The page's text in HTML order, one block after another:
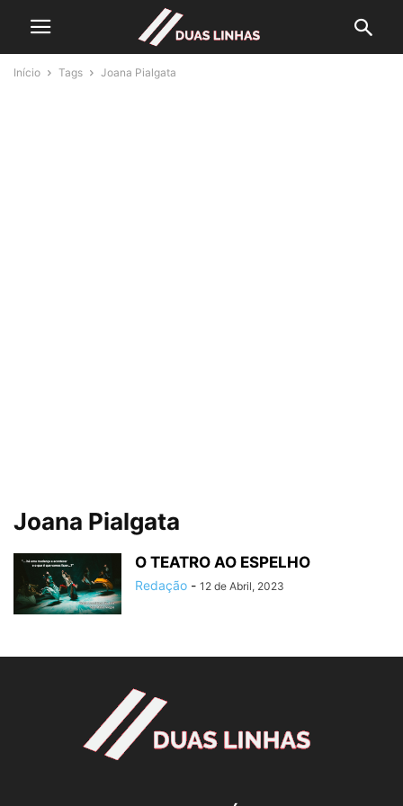
Início Tags Joana Pialgata
Joana Pialgata
O TEATRO AO ESPELHO
Redação - 12 de Abril, 2023